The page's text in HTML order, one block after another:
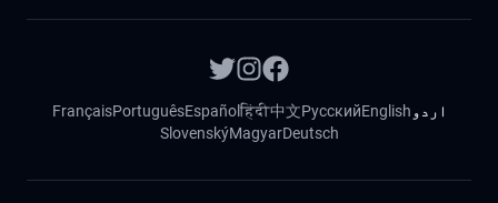
اردو English
Русский
中文
हिंदी
Español
Português
Français
Deutsch
Magyar
Slovenský